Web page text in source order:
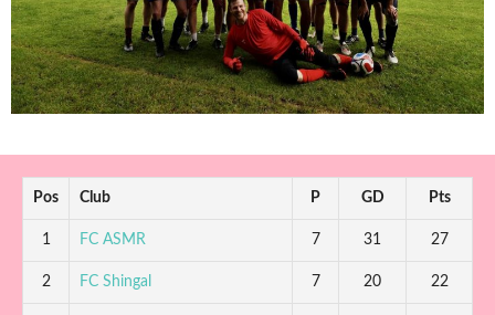
Pos Club P GD Pts
1 FC ASMR 7 31 27
2 FC Shingal 7 20 22